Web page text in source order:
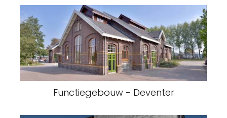
Functiegebouw - Deventer